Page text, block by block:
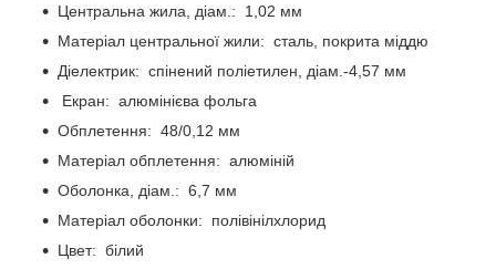
Центральна жила, діам.: 1,02 мм
Матеріал центральної жили: сталь, покрита міддю
Діелектрик: спінений поліетилен, діам.-4,57 мм
Екран: алюмінієва фольга
Обплетення: 48/0,12 мм
Матеріал обплетення: алюміній
Оболонка, діам.: 6,7 мм
Матеріал оболонки: полівінілхлорид
Цвет: білий